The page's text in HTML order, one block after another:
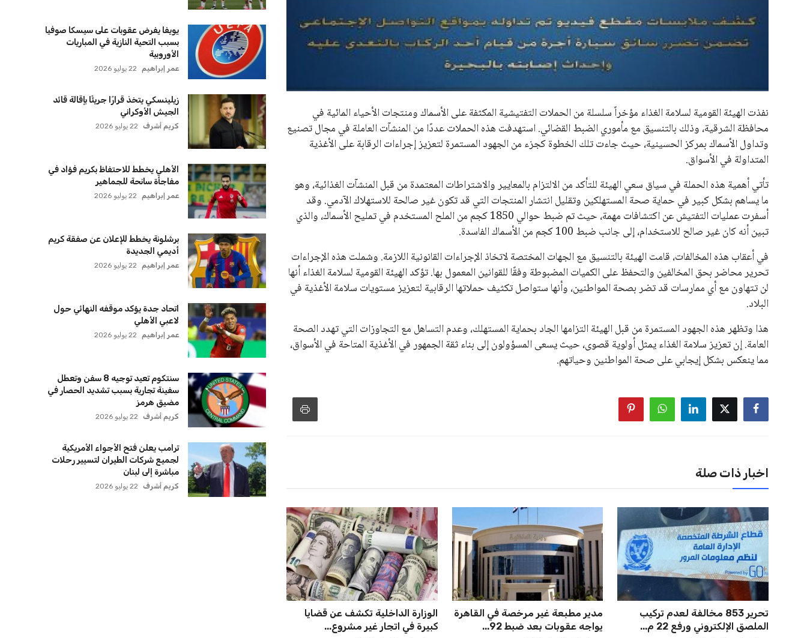
نفذت الهيئة القومية لسلامة الغذاء مؤخراً سلسلة من الحملات التفتيشية المكثفة على الأسماك ومنتجات الأحياء المائية في
محافظة الشرقية، وذلك بالتنسيق مع مأموري الضبط القضائي. استهدفت هذه الحملات عددًا من المنشآت العاملة في مجال تصنيع
وتداول الأسماك بمركز الحسينية، حيث جاءت تلك الخطوة كجزء من الجهود المستمرة لتعزيز إجراءات الرقابة على الأغذية
المتداولة في الأسواق.
تأتي أهمية هذه الحملة في سياق سعي الهيئة للتأكد من الالتزام بالمعايير والاشتراطات المعتمدة من قبل المنشآت الغذائية، وهو
ما يساهم بشكل كبير في حماية صحة المستهلكين وتقليل انتشار المنتجات التي قد تكون غير صالحة للاستهلاك الآدمي. وقد
أسفرت عمليات التفتيش عن اكتشافات مهمة، حيث تم ضبط حوالي 1850 كجم من الملح المستخدم في تمليح الأسماك، والذي
تبين أنه كان غير صالح للاستخدام، إلى جانب ضبط 100 كجم من الأسماك الفاسدة.
في أعقاب هذه المخالفات، قامت الهيئة بالتنسيق مع الجهات المختصة لاتخاذ الإجراءات القانونية اللازمة. وشملت هذه الإجراءات
تحرير محاضر بحق المخالفين والتحفظ على الكميات المضبوطة وفقًا للقوانين المعمول بها. تؤكد الهيئة القومية لسلامة الغذاء أنها
لن تتهاون مع أي ممارسات قد تضر بصحة المواطنين، وأنها ستواصل تكثيف حملاتها الرقابية لتعزيز مستويات سلامة الأغذية في
البلاد.
هذا وتظهر هذه الجهود المستمرة من قبل الهيئة التزامها الجاد بحماية المستهلك، وعدم التساهل مع التجاوزات التي تهدد الصحة
العامة. إن تعزيز سلامة الغذاء يمثل أولوية قصوى، حيث يسعى المسؤولون إلى بناء ثقة الجمهور في الأغذية المتاحة في الأسواق،
مما ينعكس بشكل إيجابي على صحة المواطنين وحياتهم.
اخبار ذات صلة
تحرير 853 مخالفة لعدم تركيب
الملصق الإلكتروني ورفع 22 م...
مدير مطبعة غير مرخصة في القاهرة
يواجه عقوبات بعد ضبط 92...
الوزارة الداخلية تكشف عن قضايا
كبيرة في اتجار غير مشروع...
يويفا يفرض عقوبات على سيسكا صوفيا
بسبب التحية النازية في المباريات
الأوروبية
عمر إبراهيم 22 يوليو 2026
زيلينسكي يتخذ قرارًا جريئًا بإقالة قائد
الجيش الأوكراني
كريم أشرف 22 يوليو 2026
الأهلي يخطط للاحتفاظ بكريم فؤاد في
مفاجأة سانحة للجماهير
عمر إبراهيم 22 يوليو 2026
برشلونة يخطط للإعلان عن صفقة كريم
أديمي الجديدة
عمر إبراهيم 22 يوليو 2026
اتحاد جدة يؤكد موقفه النهائي حول
لاعبي الأهلي
عمر إبراهيم 22 يوليو 2026
سنتكوم تعيد توجيه 8 سفن وتعطل
سفينة تجارية بسبب تشديد الحصار في
مضيق هرمز
كريم أشرف 22 يوليو 2026
ترامب يعلن فتح الأجواء الأمريكية
لجميع شركات الطيران لتسيير رحلات
مباشرة إلى لبنان
كريم أشرف 22 يوليو 2026